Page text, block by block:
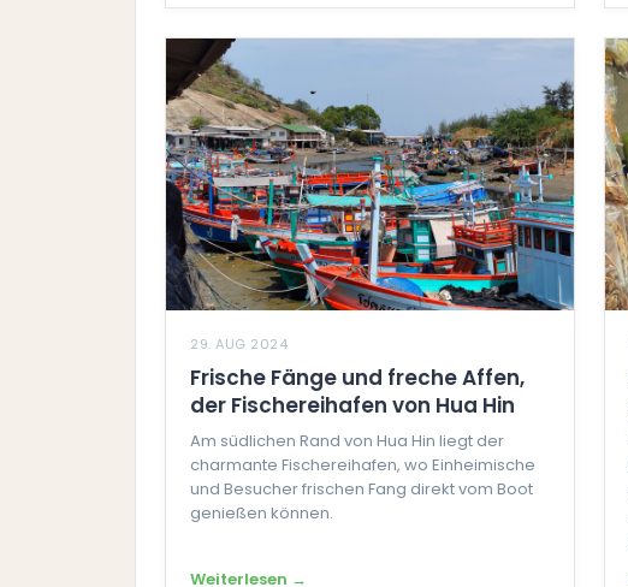
29. AUG 2024
Frische Fänge und freche Affen,
der Fischereihafen von Hua Hin
Am südlichen Rand von Hua Hin liegt der
charmante Fischereihafen, wo Einheimische
und Besucher frischen Fang direkt vom Boot
genießen können.
Weiterlesen →